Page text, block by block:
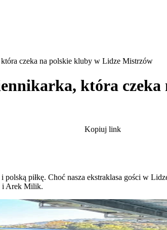
czeka na polskie kluby w Lidze Mistrzów
która
Kopiuj link
piłkę. Choć nasza ekstraklasa gości w
i Arek Milik.